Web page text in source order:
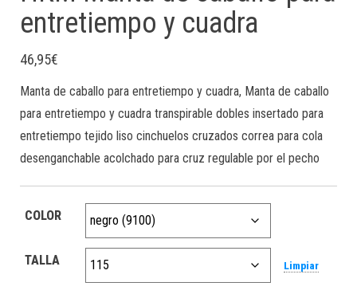
entretiempo y cuadra
46,95€
Manta de caballo para entretiempo y cuadra, Manta de caballo
para entretiempo y cuadra transpirable dobles insertado para
entretiempo tejido liso cinchuelos cruzados correa para cola
desenganchable acolchado para cruz regulable por el pecho
COLOR
TALLA Limpiar